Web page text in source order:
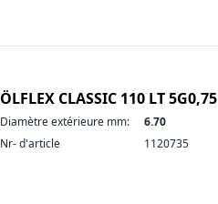
ÖLFLEX CLASSIC 110 LT 5G0,75
Diamètre extérieure mm:
6.70
Nr- d'article
1120735